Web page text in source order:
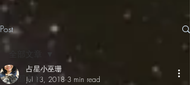
Post
全部文章
占星小巫珊
Jul 13, 2018 3 min read